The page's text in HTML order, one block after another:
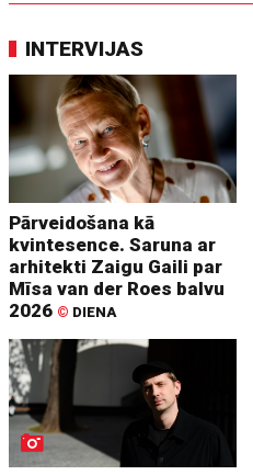
INTERVIJAS
Pārveidošana kā
kvintesence. Saruna ar
arhitekti Zaigu Gaili par
Mīsa van der Roes balvu
2026 © DIENA